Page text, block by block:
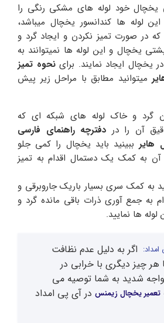
خود لوله های مشکی رنگی را
لوله ها کندانسور یخچال میباشد،
در صورت تمیز نکردن و ایجاد گرد و
یخچال و این لوله ها نمیتوانند به
یخچال ایجاد نمایند. براینحوه تمیز
میتوانید مطابق با مراحل زیر پیش
گرد و خاک لوله های شبکه ای که
آن را در دفترچه راهنمای فارسی
هایر ببینید باید یخچال را کمی جلو
به کمک یک دستمال اقدام به تمیز
به کمک سری بسیار باریک جاروبرقی و
به جمع آوری ذرات باقی مانده گرد و
ها نمایید.
اگر به دلیل عدم نظافت
چیز دیگری با خرابی در
شدید به شما توصیه می
تعمیر یخچال زیمنس در آی پی امداد